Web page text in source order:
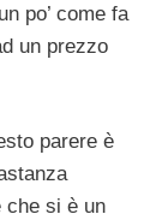
po’ come fa
un prezzo
parere è
che si è un